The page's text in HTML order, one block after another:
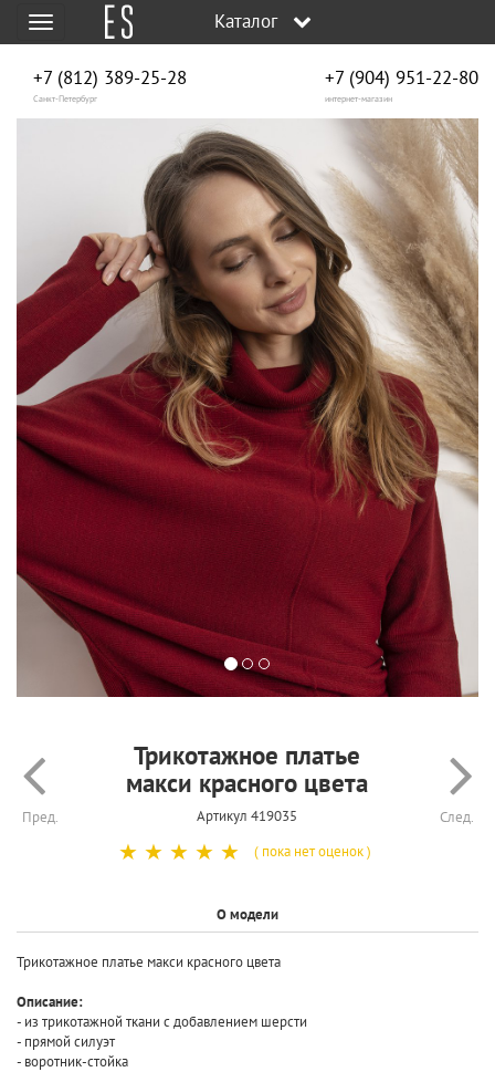
Меню Каталог
+7 (812) 389-25-28
Санкт-Петербург
+7 (904) 951‑22‑80
интернет-магазин
Пред.
Трикотажное платье
макси красного цвета
Артикул 419035 След.
☆
☆
☆
☆
☆ ( пока нет оценок )
О модели
Трикотажное платье макси красного цвета
Описание:
- из трикотажной ткани с добавлением шерсти
- прямой силуэт
- воротник-стойка